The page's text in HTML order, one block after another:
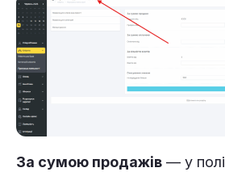
За сумою продажів — у полі